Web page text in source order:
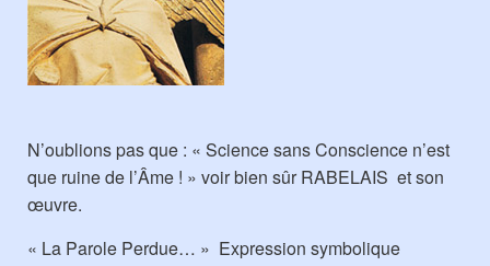
N’oublions pas que : « Science sans Conscience n’est
que ruine de l’Âme ! » voir bien sûr RABELAIS et son
œuvre.
« La Parole Perdue… » Expression symbolique